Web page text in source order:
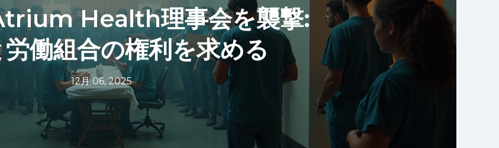
Health理事会を襲撃:
働組合の権利を求める
12月 06, 2025